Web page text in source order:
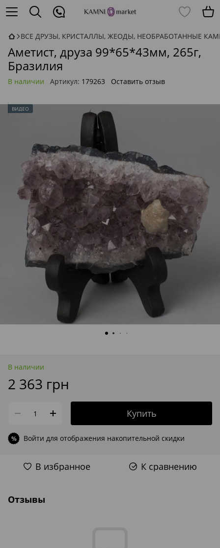
ВСЕ ДРУЗЫ, КРИСТАЛЛЫ, ЖЕОДЫ, НЕОБРАБОТАННЫЕ
Аметист, друза 99*65*43мм, 265г,
Бразилия
В наличии Артикул: 179263 Оставить отзыв
ВИДЕО
В наличии
2 363 грн
Купить
% Войти для отображения накопительной скидки
В избранное К сравнению
Отзывы